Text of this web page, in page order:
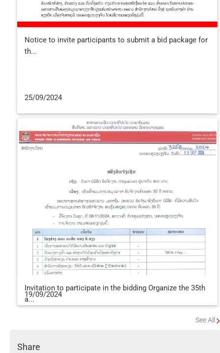
Notice to invite participants to submit a bid package for
th...
25/09/2024
Invitation to participate in the bidding Organize the 35th
a...
19/09/2024
See All
Share